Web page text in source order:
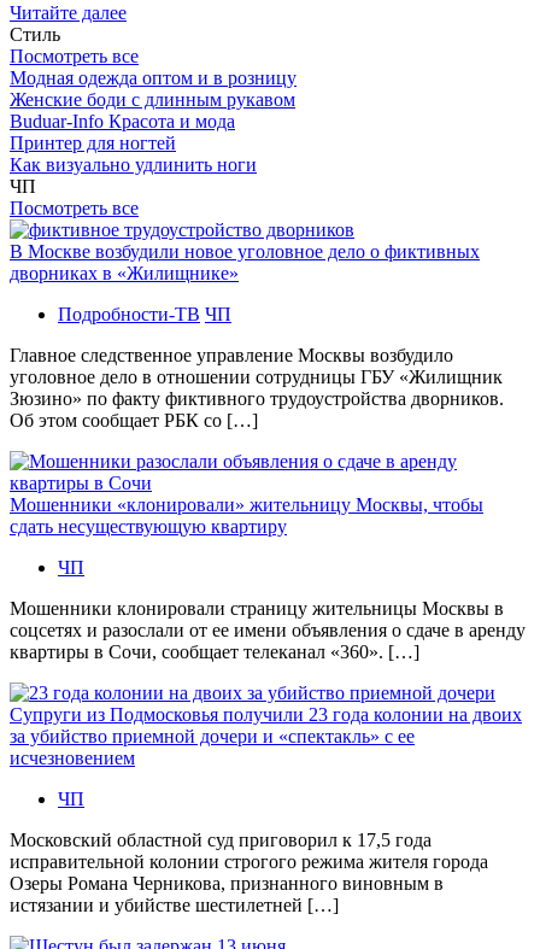
Читайте далее
Стиль
Посмотреть все
Модная одежда оптом и в розницу
Женские боди с длинным рукавом
Buduar-Info Красота и мода
Принтер для ногтей
Как визуально удлинить ноги
ЧП
Посмотреть все
В Москве возбудили новое уголовное дело о фиктивных
дворниках в «Жилищнике»
Подробности-ТВ ЧП
Главное следственное управление Москвы возбудило
уголовное дело в отношении сотрудницы ГБУ «Жилищник
Зюзино» по факту фиктивного трудоустройства дворников.
Об этом сообщает РБК со […]
Мошенники «клонировали» жительницу Москвы, чтобы
сдать несуществующую квартиру
ЧП
Мошенники клонировали страницу жительницы Москвы в
соцсетях и разослали от ее имени объявления о сдаче в аренду
квартиры в Сочи, сообщает телеканал «360». […]
Супруги из Подмосковья получили 23 года колонии на двоих
за убийство приемной дочери и «спектакль» с ее
исчезновением
ЧП
Московский областной суд приговорил к 17,5 года
исправительной колонии строгого режима жителя города
Озеры Романа Черникова, признанного виновным в
истязании и убийстве шестилетней […]